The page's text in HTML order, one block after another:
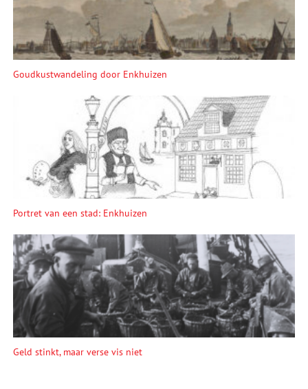
Goudkustwandeling door Enkhuizen
Portret van een stad: Enkhuizen
Geld stinkt, maar verse vis niet